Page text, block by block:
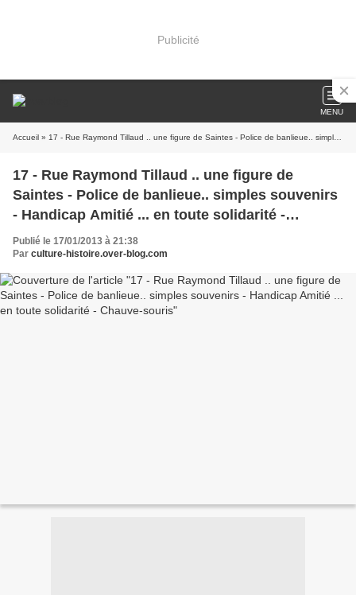
Publicité
MENU
Accueil » 17 - Rue Raymond Tillaud .. une figure de Saintes - Police de banlieue.. simples souvenirs - Handicap Amitié ... en toute solidarité - Chauve-souris
17 - Rue Raymond Tillaud .. une figure de
Saintes - Police de banlieue.. simples souvenirs
- Handicap Amitié ... en toute solidarité -
Chauve-souris
Publié le 17/01/2013 à 21:38
Par culture-histoire.over-blog.com